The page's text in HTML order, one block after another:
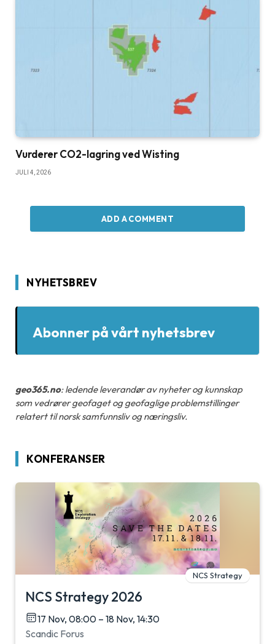
Vurderer CO2-lagring ved Wisting
JULI 4, 2026
ADD A COMMENT
NYHETSBREV
Abonner på vårt nyhetsbrev
geo365.no: ledende leverandør av nyheter og kunnskap
som vedrører geofaget og geofaglige problemstillinger
relatert til norsk samfunnsliv og næringsliv.
KONFERANSER
NCS Strategy
NCS Strategy 2026
17 Nov, 08:00 – 18 Nov, 14:30
Scandic Forus